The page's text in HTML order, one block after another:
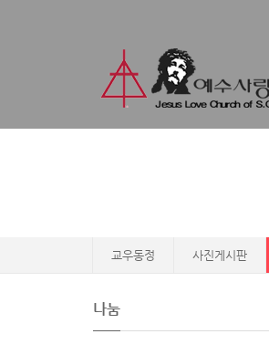
교우동정 사진게시판
나눔